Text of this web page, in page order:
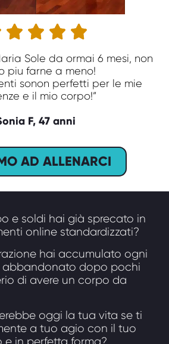
   
Sole da ormai 6 mesi, non
piu farne a meno!
sonon perfetti per le mie
e il mio corpo!”
F, 47 anni
AD ALLENARCI
e soldi hai già sprecato in
online standardizzati?
hai accumulato ogni
abbandonato dopo pochi
di avere un corpo da
oggi la tua vita se ti
a tuo agio con il tuo